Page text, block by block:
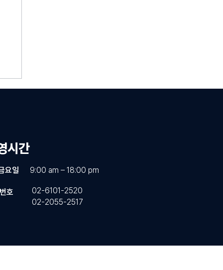
시간
요일
9:00 am – 18:00 pm
호
​02-6101-2520
​02-2055-2517